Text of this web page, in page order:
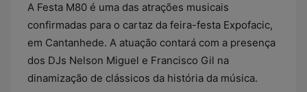
A Festa M80 é uma das atrações musicais
confirmadas para o cartaz da feira-festa Expofacic,
em Cantanhede. A atuação contará com a presença
dos DJs Nelson Miguel e Francisco Gil na
dinamização de clássicos da história da música.